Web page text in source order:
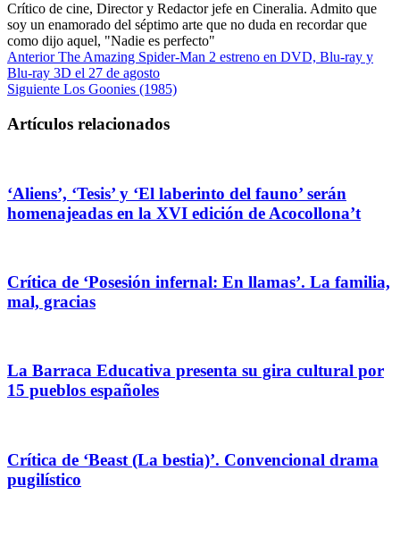
Crítico de cine, Director y Redactor jefe en Cineralia. Admito que
soy un enamorado del séptimo arte que no duda en recordar que
como dijo aquel, "Nadie es perfecto"
AnteriorThe Amazing Spider-Man 2 estreno en DVD, Blu-ray y
Blu-ray 3D el 27 de agosto
Siguiente Los Goonies (1985)
Artículos relacionados
‘Aliens’, ‘Tesis’ y ‘El laberinto del fauno’ serán
homenajeadas en la XVI edición de Acocollona’t
Crítica de ‘Posesión infernal: En llamas’. La familia,
mal, gracias
La Barraca Educativa presenta su gira cultural por
15 pueblos españoles
Crítica de ‘Beast (La bestia)’. Convencional drama
pugilístico